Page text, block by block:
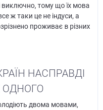
тому що їх мова
ж таки це не індуси, а
проживає в різних
НАСПРАВДІ
ОДНОГО
двома мовами,